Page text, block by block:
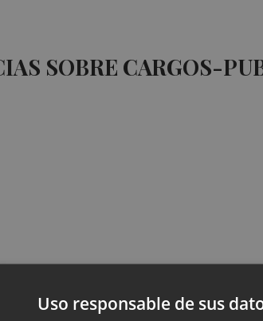
SOBRE CARGOS-
Uso responsable de sus